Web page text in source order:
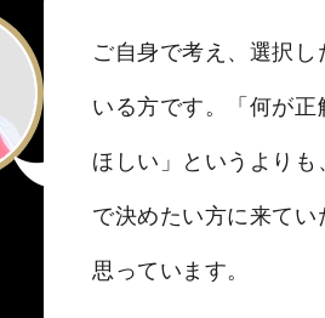
ご自身で考え、選択
いる方です。「何が正
ほしい」というよりも
で決めたい方に来てい
思っています。